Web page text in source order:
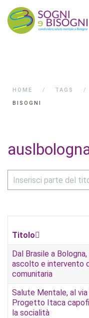
HOME TAGS
BISOGNI
Inserisci parte del
Titolo
Dal Brasile a
ascolto e intervento
comunitaria
Salute Mentale, al
Progetto Itaca
la socialità